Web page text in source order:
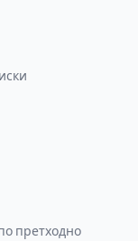
претходно